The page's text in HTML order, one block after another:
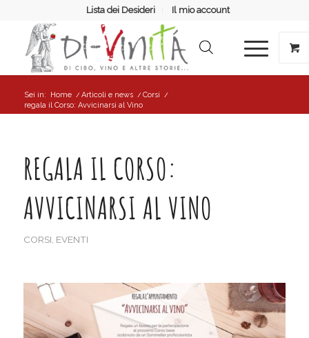
Lista dei Desideri Il mio account
Sei in: Home / Articoli e news / Corsi /
regala il Corso: Avvicinarsi al Vino
REGALA IL CORSO:
AVVICINARSI AL VINO
CORSI EVENTI